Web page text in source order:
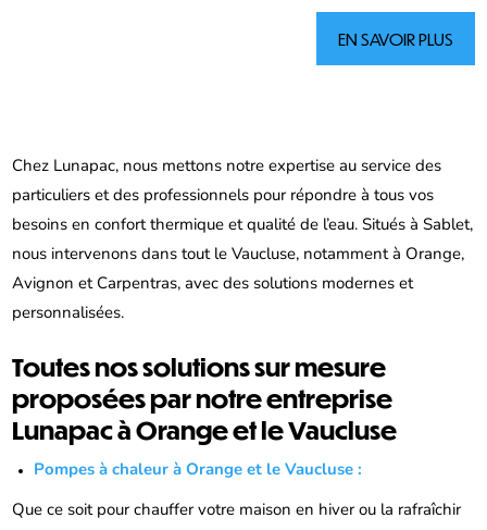
EN SAVOIR PLUS
Chez Lunapac, nous mettons notre expertise au service des
particuliers et des professionnels pour répondre à tous vos
besoins en confort thermique et qualité de l’eau. Situés à Sablet,
nous intervenons dans tout le Vaucluse, notamment à Orange,
Avignon et Carpentras, avec des solutions modernes et
personnalisées.
Toutes nos solutions sur mesure
proposées par notre entreprise
Lunapac à Orange et le Vaucluse
Pompes à chaleur à Orange et le Vaucluse :
Que ce soit pour chauffer votre maison en hiver ou la rafraîchir